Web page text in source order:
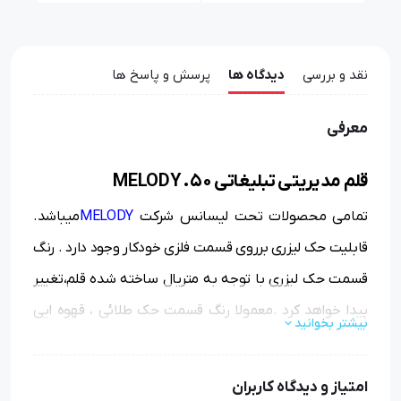
نقد و بررسی دیدگاه ها پرسش و پاسخ ها
معرفی
قلم مدیریتی تبلیغاتی MELODY .50
تمامی محصولات تحت لیسانس شرکت MELODYمیباشد.
قابلیت حک لیزری برروی قسمت فلزی خودکار وجود دارد . رنگ
قسمت حک لیزری با توجه به متریال ساخته شده قلم،تغییر
پیدا خواهد کرد .معمولا رنگ قسمت حک طلائی ، قهوه ایی
بیشتر بخوانید
امتیاز و دیدگاه کاربران